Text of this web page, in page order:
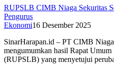
RUPSLB CIMB Niaga Sekuritas
Pengurus
Ekonomi16 Desember 2025
SinarHarapan.id – PT CIMB
mengumumkan hasil Rapat Umum
(RUPSLB) yang menyetujui